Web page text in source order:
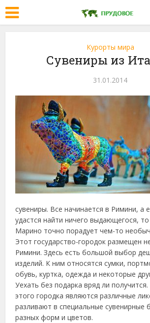
Курорты мира
Сувениры из
31.01.2014
сувениры. Все начинается в Римини, а
удастся найти ничего выдающегося,
Марино точно порадует чем-то
Этот государство-городок размещен
Римини. Здесь есть большой выбор
изделий. К ним относятся сумки,
обувь, куртка, одежда и некоторые
Уехать без подарка вряд ли
этого городка являются различные
разливают в специальные сувенирные
разных форм и цветов.